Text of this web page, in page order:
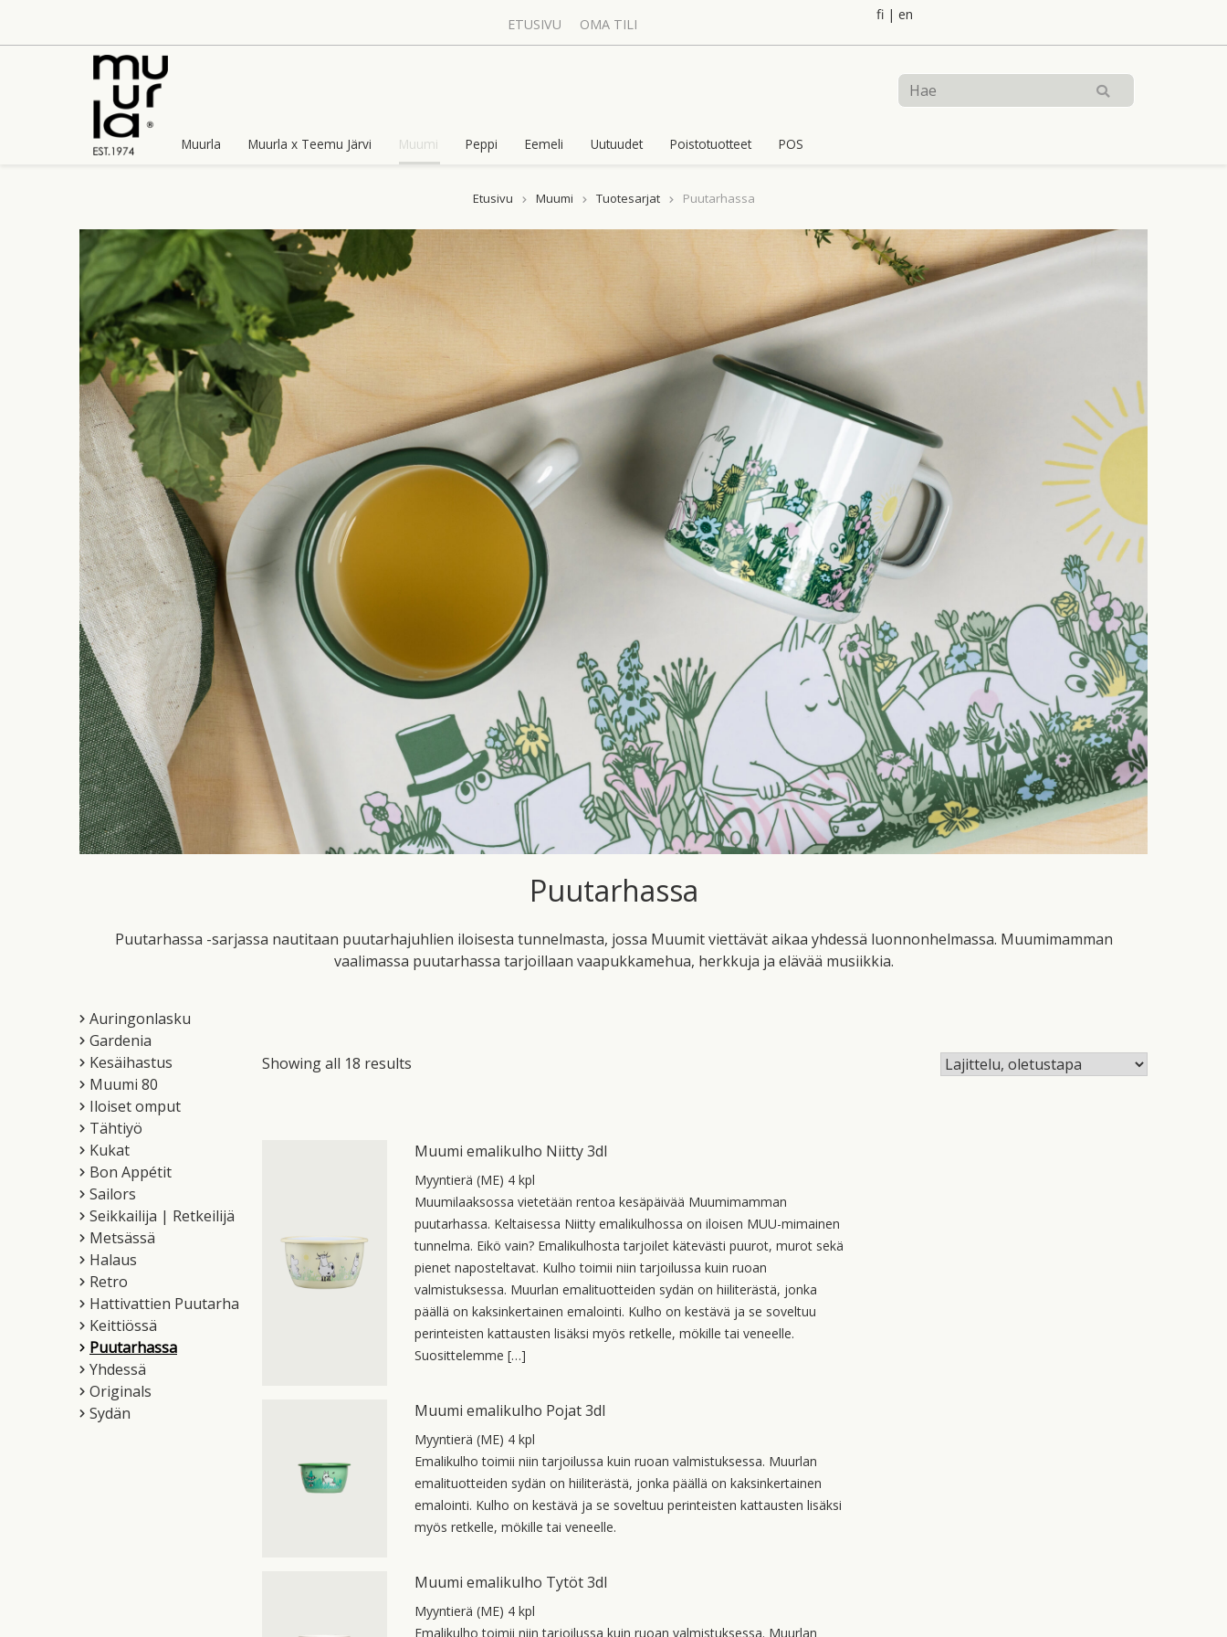
ETUSIVU OMA TILI
fi | en
Muurla Muurla x Teemu Järvi Muumi Peppi Eemeli Uutuudet Poistotuotteet POS
Etusivu Muumi Tuotesarjat Puutarhassa
Puutarhassa
Puutarhassa -sarjassa nautitaan puutarhajuhlien iloisesta tunnelmasta, jossa Muumit viettävät aikaa yhdessä luonnonhelmassa. Muumimamman
vaalimassa puutarhassa tarjoillaan vaapukkamehua, herkkuja ja elävää musiikkia.
Auringonlasku
Gardenia
Kesäihastus
Muumi 80
Iloiset omput
Tähtiyö
Kukat
Bon Appétit
Sailors
Seikkailija | Retkeilijä
Metsässä
Halaus
Retro
Hattivattien Puutarha
Keittiössä
Puutarhassa
Yhdessä
Originals
Sydän
Showing all 18 results
Muumi emalikulho Niitty 3dl
Myyntierä (ME) 4 kpl
Muumilaaksossa vietetään rentoa kesäpäivää Muumimamman
puutarhassa. Keltaisessa Niitty emalikulhossa on iloisen MUU-mimainen
tunnelma. Eikö vain? Emalikulhosta tarjoilet kätevästi puurot, murot sekä
pienet naposteltavat. Kulho toimii niin tarjoilussa kuin ruoan
valmistuksessa. Muurlan emalituotteiden sydän on hiiliterästä, jonka
päällä on kaksinkertainen emalointi. Kulho on kestävä ja se soveltuu
perinteisten kattausten lisäksi myös retkelle, mökille tai veneelle.
Suosittelemme […]
Muumi emalikulho Pojat 3dl
Myyntierä (ME) 4 kpl
Emalikulho toimii niin tarjoilussa kuin ruoan valmistuksessa. Muurlan
emalituotteiden sydän on hiiliterästä, jonka päällä on kaksinkertainen
emalointi. Kulho on kestävä ja se soveltuu perinteisten kattausten lisäksi
myös retkelle, mökille tai veneelle.
Muumi emalikulho Tytöt 3dl
Myyntierä (ME) 4 kpl
Emalikulho toimii niin tarjoilussa kuin ruoan valmistuksessa. Muurlan